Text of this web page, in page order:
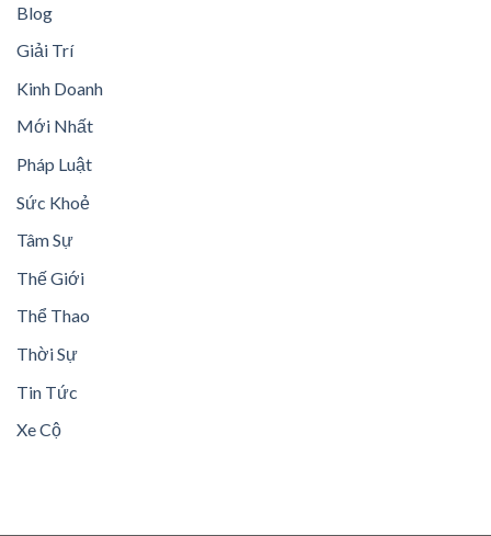
Blog
Giải Trí
Kinh Doanh
Mới Nhất
Pháp Luật
Sức Khoẻ
Tâm Sự
Thế Giới
Thể Thao
Thời Sự
Tin Tức
Xe Cộ